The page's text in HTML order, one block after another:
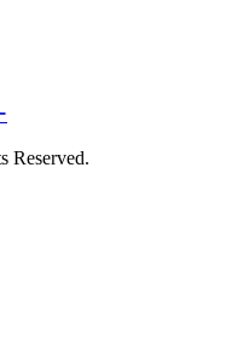
Reserved.